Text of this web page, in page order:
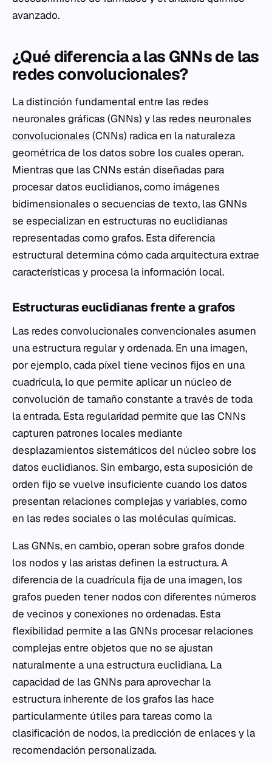
avanzado.
¿Qué diferencia a las GNNs de las
redes convolucionales?
La distinción fundamental entre las redes
neuronales gráficas (GNNs) y las redes neuronales
convolucionales (CNNs) radica en la naturaleza
geométrica de los datos sobre los cuales operan.
Mientras que las CNNs están diseñadas para
procesar datos euclidianos, como imágenes
bidimensionales o secuencias de texto, las GNNs
se especializan en estructuras no euclidianas
representadas como grafos. Esta diferencia
estructural determina cómo cada arquitectura extrae
características y procesa la información local.
Estructuras euclidianas frente a grafos
Las redes convolucionales convencionales asumen
una estructura regular y ordenada. En una imagen,
por ejemplo, cada píxel tiene vecinos fijos en una
cuadrícula, lo que permite aplicar un núcleo de
convolución de tamaño constante a través de toda
la entrada. Esta regularidad permite que las CNNs
capturen patrones locales mediante
desplazamientos sistemáticos del núcleo sobre los
datos euclidianos. Sin embargo, esta suposición de
orden fijo se vuelve insuficiente cuando los datos
presentan relaciones complejas y variables, como
en las redes sociales o las moléculas químicas.
Las GNNs, en cambio, operan sobre grafos donde
los nodos y las aristas definen la estructura. A
diferencia de la cuadrícula fija de una imagen, los
grafos pueden tener nodos con diferentes números
de vecinos y conexiones no ordenadas. Esta
flexibilidad permite a las GNNs procesar relaciones
complejas entre objetos que no se ajustan
naturalmente a una estructura euclidiana. La
capacidad de las GNNs para aprovechar la
estructura inherente de los grafos las hace
particularmente útiles para tareas como la
clasificación de nodos, la predicción de enlaces y la
recomendación personalizada.